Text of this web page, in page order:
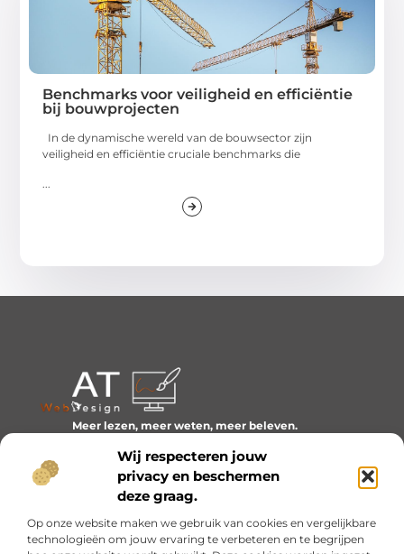
Wij respecteren jouw
privacy en beschermen
deze graag.
Op onze website maken we gebruik van cookies en vergelijkbare
technologieën om jouw ervaring te verbeteren en te begrijpen
Benchmarks voor veiligheid en efficiëntie
bij bouwprojecten
In de dynamische wereld van de bouwsector zijn
veiligheid en efficiëntie cruciale benchmarks die
Meer lezen, meer weten, meer beleven.
het dagelijks leven boeiend maakt.
Bericht categorie